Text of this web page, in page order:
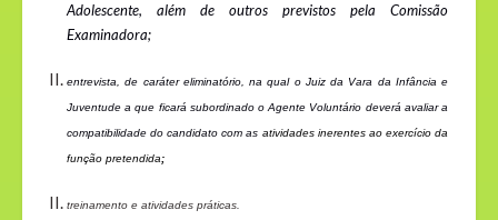
Adolescente, além de outros previstos pela Comissão
Examinadora;
entrevista, de caráter eliminatório, na qual o Juiz da Vara da Infância e
Juventude a que ficará subordinado o Agente Voluntário deverá avaliar a
compatibilidade do candidato com as atividades inerentes ao exercício da
função pretendida;
treinamento e atividades práticas.